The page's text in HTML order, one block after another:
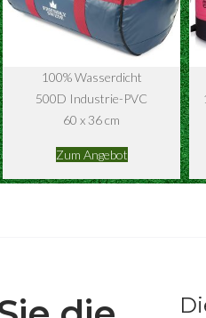
100% Wasserdicht
500D Industrie-PVC
60 x 36 cm
Zum Angebot